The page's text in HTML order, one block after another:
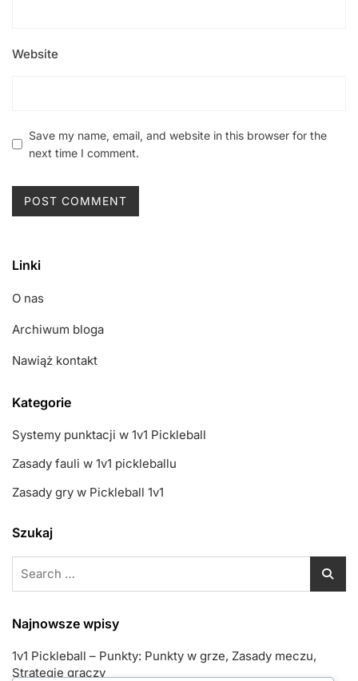
Website
Save my name, email, and website in this browser for the
next time I comment.
Linki
O nas
Archiwum bloga
Nawiąż kontakt
Kategorie
Systemy punktacji w 1v1 Pickleball
Zasady fauli w 1v1 pickleballu
Zasady gry w Pickleball 1v1
Szukaj
Najnowsze wpisy
1v1 Pickleball – Punkty: Punkty w grze, Zasady meczu,
Strategie graczy